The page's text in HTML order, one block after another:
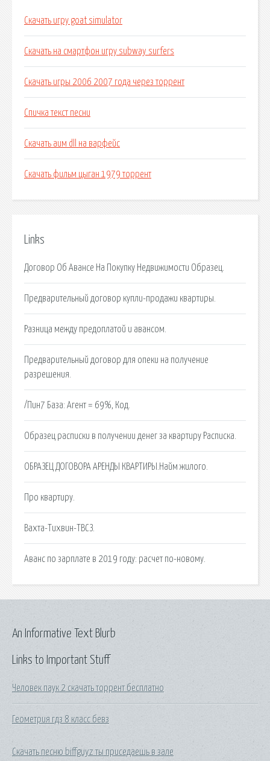
Скачать игру goat simulator
Скачать на смартфон игру subway surfers
Скачать игры 2006 2007 года через торрент
Спичка текст песни
Скачать аим dll на варфейс
Скачать фильм цыган 1979 торрент
Links
Договор Об Авансе На Покупку Недвижимости Образец.
Предварительный договор купли-продажи квартиры.
Разница между предоплатой и авансом.
Предварительный договор для опеки на получение
разрешения.
/Пин7 База: Агент = 69%, Код.
Образец расписки в получении денег за квартиру Расписка.
ОБРАЗЕЦ ДОГОВОРА АРЕНДЫ КВАРТИРЫ.Найм жилого.
Про квартиру.
Вахта-Тихвин-ТВСЗ.
Аванс по зарплате в 2019 году: расчет по-новому.
Links to Important Stuff
Человек паук 2 скачать торрент бесплатно
Геометрия гдз 8 класс бевз
Скачать песню biffguyz ты приседаешь в зале
An Informative Text Blurb